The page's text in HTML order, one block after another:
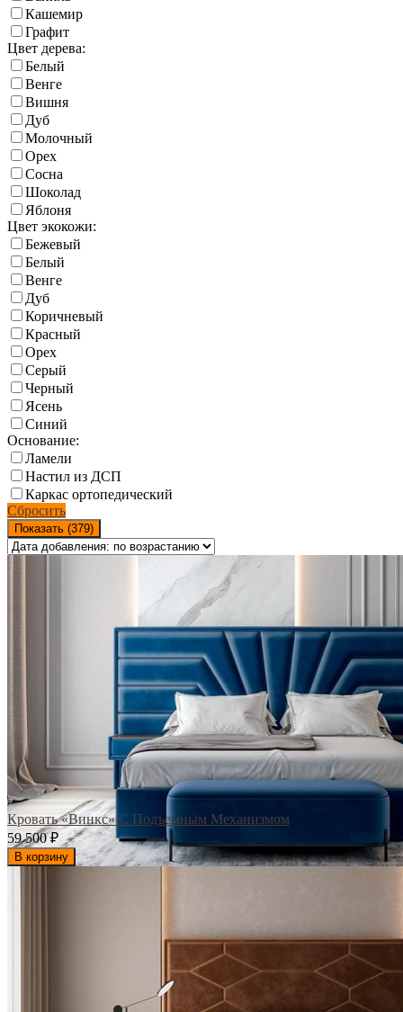
Кашемир
Графит
Цвет дерева:
Белый
Венге
Вишня
Дуб
Молочный
Орех
Сосна
Шоколад
Яблоня
Цвет экокожи:
Бежевый
Белый
Венге
Дуб
Коричневый
Красный
Орех
Серый
Черный
Ясень
Синий
Основание:
Ламели
Настил из ДСП
Каркас ортопедический
Сбросить
Показать (379)
Кровать «Винкс» С Подъемным Механизмом
59 500₽
В корзину